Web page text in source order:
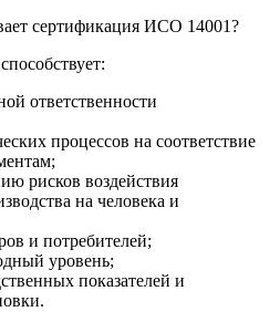
сертификация ИСО 14001?
ответственности
процессов на соответствие
рисков воздействия
на человека и
и потребителей;
уровень;
показателей и